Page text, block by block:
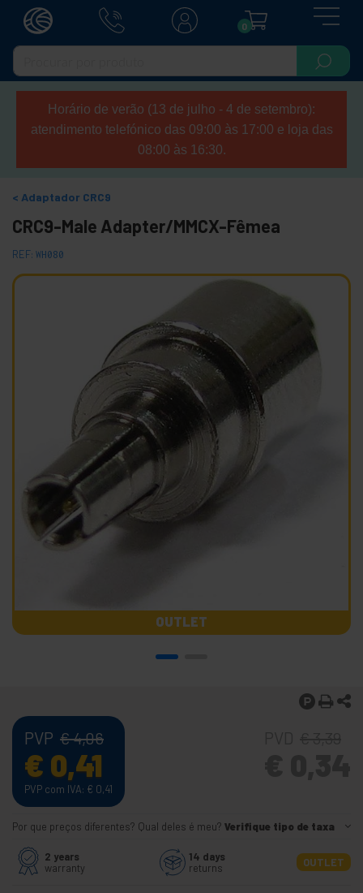
0
Horário de verão (13 de julho - 4 de setembro):
atendimento telefónico das 09:00 às 17:00 e loja das
08:00 às 16:30.
Adaptador CRC9
CRC9-Male Adapter/MMCX-Fêmea
REF: WH080
OUTLET
PVP €4,06
€ 0,41
PVP com IVA: € 0,41
Por que preços diferentes? Qual deles é meu? Verifique tipo de taxa
2 years
warranty
14 days
returns
OUTLET